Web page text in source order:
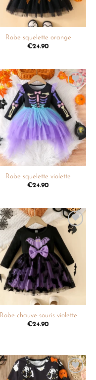
Robe squelette orange
€24.90
Ajouter
à la
liste de
souhaits
Robe squelette violette
€24.90
Ajouter
liste de
souhaits
Robe chauve-souris violette
€24.90